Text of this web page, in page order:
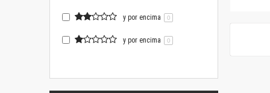
y por encima 0
y por encima 0